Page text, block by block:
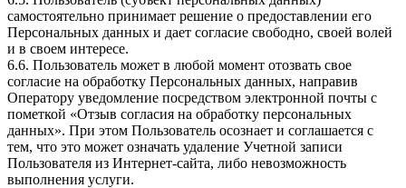
самостоятельно принимает решение о предоставлении его
Персональных данных и дает согласие свободно, своей волей
и в своем интересе.
6.6. Пользователь может в любой момент отозвать свое
согласие на обработку Персональных данных, направив
Оператору уведомление посредством электронной почты с
пометкой «Отзыв согласия на обработку персональных
данных». При этом Пользователь осознает и соглашается с
тем, что это может означать удаление Учетной записи
Пользователя из Интернет-сайта, либо невозможность
выполнения услуги.